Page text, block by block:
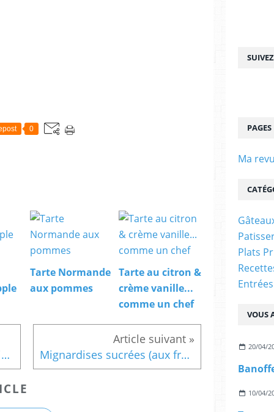
0
Tarte Normande
aux pommes
Tarte au citron &
crème vanille...
comme un chef
Hachis parmentier (en version individuelle) Mignardises sucrées (aux framboises)
VOUS
20/04/
10/04/
PAGES
Ma
Plats